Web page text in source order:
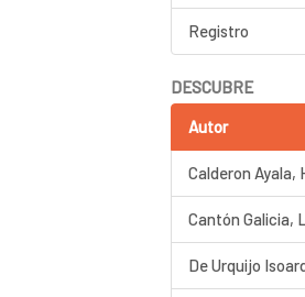
Registro
DESCUBRE
Autor
Calderon Ayala,
Cantón Galicia,
De Urquijo